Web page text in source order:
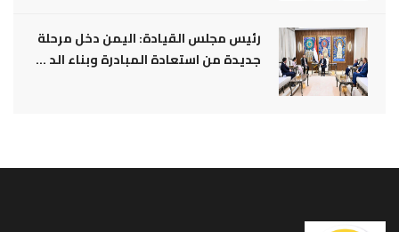
رئيس مجلس القيادة: اليمن دخل مرحلة
جديدة من استعادة المبادرة وبناء الد ...